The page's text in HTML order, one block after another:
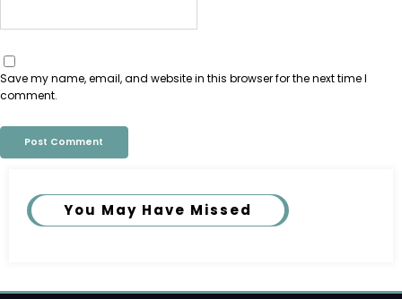
Save my name, email, and website in this browser for the next time I
comment.
You May Have Missed